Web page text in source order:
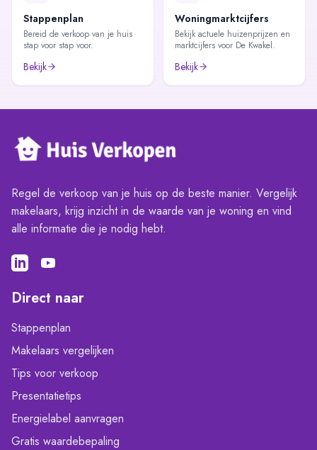
Stappenplan
Bereid de verkoop van je huis
stap voor stap voor.
Bekijk
Woningmarktcijfers
Bekijk actuele huizenprijzen en
marktcijfers voor De Kwakel.
Bekijk
Regel de verkoop van je huis op de beste manier. Vergelijk
makelaars, krijg inzicht in de waarde van je woning en vind
alle informatie die je nodig hebt.
Direct naar
Stappenplan
Makelaars vergelijken
Tips voor verkoop
Presentatietips
Energielabel aanvragen
Gratis waardebepaling